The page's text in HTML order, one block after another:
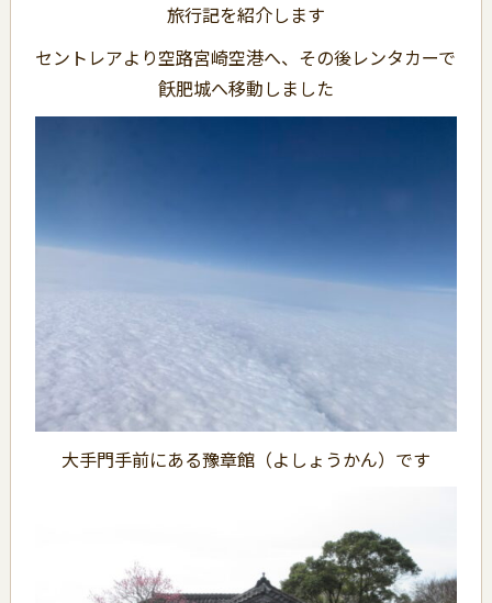
旅行記を紹介します
セントレアより空路宮崎空港へ、その後レンタカーで
飫肥城へ移動しました
大手門手前にある豫章館（よしょうかん）です